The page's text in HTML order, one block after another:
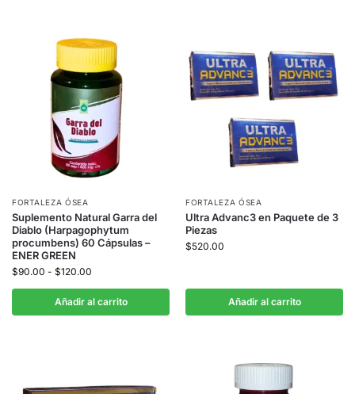
FORTALEZA ÓSEA
Suplemento Natural Garra del
Diablo (Harpagophytum
procumbens) 60 Cápsulas –
ENER GREEN
$90.00 - $120.00
Añadir al carrito
FORTALEZA ÓSEA
Ultra Advanc3 en Paquete de 3
Piezas
$520.00
Añadir al carrito